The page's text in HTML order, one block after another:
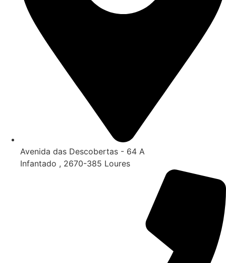
Avenida das Descobertas - 64 A
Infantado , 2670-385 Loures